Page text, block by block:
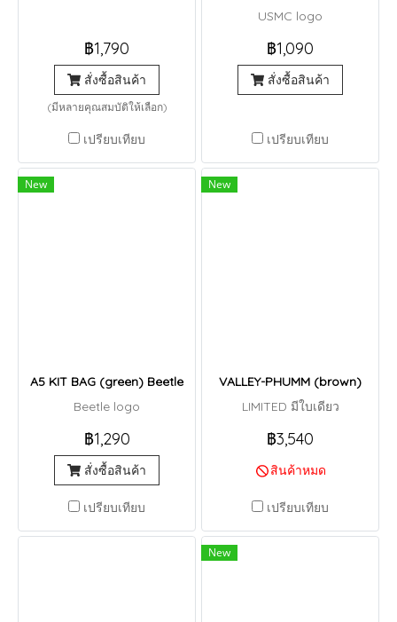
฿1,790
สั่งซื้อสินค้า
(มีหลายคุณสมบัติให้เลือก)
เปรียบเทียบ
USMC logo
฿1,090
สั่งซื้อสินค้า
เปรียบเทียบ
New
A5 KIT BAG (green) Beetle
Beetle logo
฿1,290
สั่งซื้อสินค้า
เปรียบเทียบ
New
VALLEY-PHUMM (brown)
LIMITED มีใบเดียว
฿3,540
สินค้าหมด
เปรียบเทียบ
New